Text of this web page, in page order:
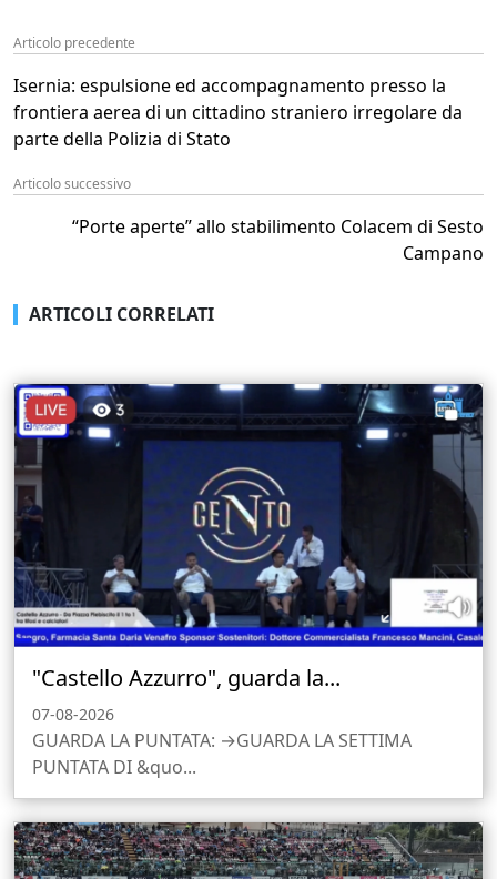
Articolo precedente
Isernia: espulsione ed accompagnamento presso la
frontiera aerea di un cittadino straniero irregolare da
parte della Polizia di Stato
Articolo successivo
“Porte aperte” allo stabilimento Colacem di Sesto
Campano
ARTICOLI CORRELATI
"Castello Azzurro", guarda la...
07-08-2026
GUARDA LA PUNTATA: →GUARDA LA SETTIMA
PUNTATA DI &quo...